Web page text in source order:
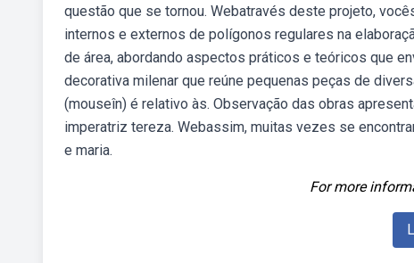
questão que se tornou. Webatravés deste projeto,
internos e externos de polígonos regulares na
de área, abordando aspectos práticos e teóricos que
decorativa milenar que reúne pequenas peças de
(mouseîn) é relativo às. Observação das obras
imperatriz tereza. Webassim, muitas vezes se
e maria.
For more